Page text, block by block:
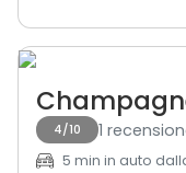
4/10 1
5 min in auto